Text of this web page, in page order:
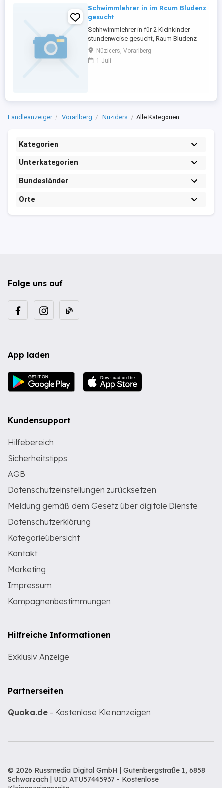
Schwimmlehrer in im Raum Bludenz
gesucht
Schhwimmlehrer in für 2 Kleinkinder
stundenweise gesucht, Raum Bludenz
Nüziders, Vorarlberg
1 Juli
Ländleanzeiger Vorarlberg Nüziders Alle Kategorien
Kategorien
Unterkategorien
Bundesländer
Orte
Folge uns auf
App laden
Kundensupport
Hilfebereich
Sicherheitstipps
AGB
Datenschutzeinstellungen zurücksetzen
Meldung gemäß dem Gesetz über digitale Dienste
Datenschutzerklärung
Kategorieübersicht
Kontakt
Marketing
Impressum
Kampagnenbestimmungen
Hilfreiche Informationen
Exklusiv Anzeige
Partnerseiten
Quoka.de - Kostenlose Kleinanzeigen
© 2026 Russmedia Digital GmbH | Gutenbergstraße 1, 6858
Schwarzach | UID ATU57445937 - Kostenlose